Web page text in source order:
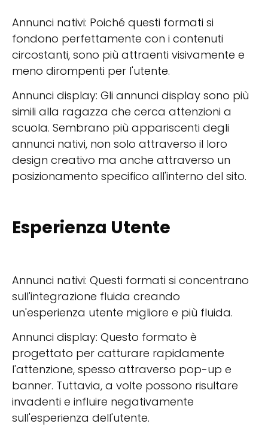
Annunci nativi: Poiché questi formati si
fondono perfettamente con i contenuti
circostanti, sono più attraenti visivamente e
meno dirompenti per l'utente.
Annunci display: Gli annunci display sono più
simili alla ragazza che cerca attenzioni a
scuola. Sembrano più appariscenti degli
annunci nativi, non solo attraverso il loro
design creativo ma anche attraverso un
posizionamento specifico all'interno del sito.
Esperienza Utente
Annunci nativi: Questi formati si concentrano
sull'integrazione fluida creando
un'esperienza utente migliore e più fluida.
Annunci display: Questo formato è
progettato per catturare rapidamente
l'attenzione, spesso attraverso pop-up e
banner. Tuttavia, a volte possono risultare
invadenti e influire negativamente
sull'esperienza dell'utente.